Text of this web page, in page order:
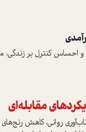
احساس کنترل بر
مقابله‌ای
روانی، کاهش